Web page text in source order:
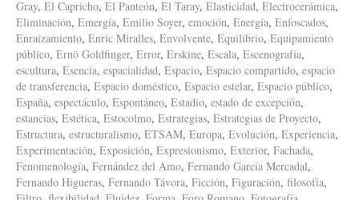
Gray, El Capricho, El Panteón, El Taray, Elasticidad, Electrocerámica,
Eliminación, Emergía, Emilio Soyer, emoción, Energía, Enfoscados,
Enraizamiento, Enric Miralles, Envolvente, Equilibrio, Equipamiento
público, Ernö Goldfinger, Error, Erskine, Escala, Escenografía,
escultura, Esencia, espacialidad, Espacio, Espacio compartido, espacio
de transferencia, Espacio doméstico, Espacio estelar, Espacio público,
España, espectáculo, Espontáneo, Estadio, estado de excepción,
estancias, Estética, Estocolmo, Estrategias, Estrategias de Proyecto,
Estructura, estructuralismo, ETSAM, Europa, Evolución, Experiencia,
Experimentación, Exposición, Expresionismo, Exterior, Fachada,
Fenomenología, Fernández del Amo, Fernando García Mercadal,
Fernando Higueras, Fernando Távora, Ficción, Figuración, filosofía,